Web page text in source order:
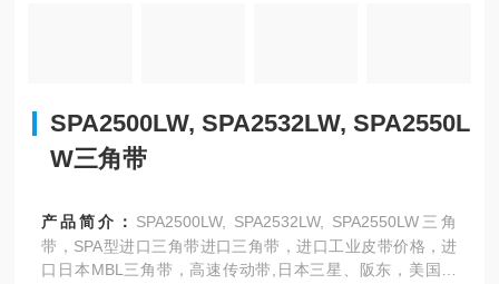
SPA2500LW, SPA2532LW, SPA2550L
W三角带
产品简介： SPA2500LW, SPA2532LW, SPA2550LW三角
带，SPA型进口三角带进口三角带，进口工业皮带价格，进
口日本MBL三角带，高速传动带,日本三星、阪东，美国盖